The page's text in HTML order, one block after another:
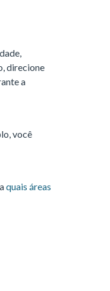
direcione
a
você
quais áreas